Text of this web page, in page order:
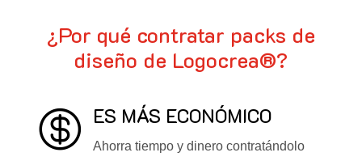
¿Por qué contratar packs de
diseño de Logocrea®?
 ES MÁS ECONÓMICO
Ahorra tiempo y dinero contratándolo